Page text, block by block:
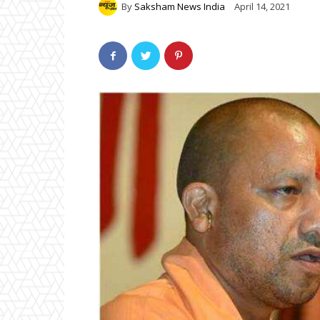
By Saksham News India April 14, 2021